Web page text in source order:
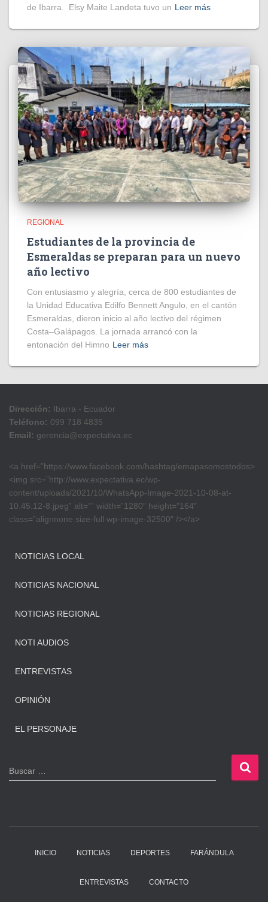
de Ibarra. Elsy Maite Landeta tuvo un Leer más
REGIONAL
Estudiantes de la provincia de
Esmeraldas se preparan para un nuevo
año lectivo
Con entusiasmo y alegría, cerca de 800 estudiantes de
la Unidad Educativa Edilfo Bennett Angulo, en el cantón
Esmeraldas, dieron inicio al año lectivo del régimen
Costa–Galápagos. La jornada arrancó con la
entonación del Himno Leer más
Dirección: Ibarra - Ecuador
Teléfono: 099 718 4835
Email: gerencia@expectativa.ec
<a href=”https://www.facebook.com/hashtag/emapasomostodos>
<img src=”http://www.expectativa.ec/wp-
content/uploads/2021/10/WhatsApp-Image-2021-10-08-at-
10.45.12-8.jpeg” alt=”” width=”1280″ height=”164″
class=”alignnone size-full wp-image-32500″ /></a>
NOTICIAS LOCAL
NOTICIAS NACIONAL
NOTICIAS REGIONAL
NOTI AUDIOS
ENTREVISTAS
OPINIÓN
EL PERSONAJE
B
u
Buscar …
INICIO NOTICIAS DEPORTES FARÁNDULA
ENTREVISTAS CONTACTO